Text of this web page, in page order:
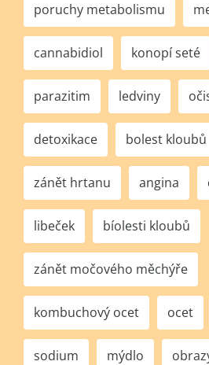
poruchy metabolismu
cannabidiol konopí seté
parazitim ledviny
detoxikace bolest kloubů
zánět hrtanu angina
libeček bíolesti kloubů
zánět močového měchýře
kombuchový ocet ocet
sodium mýdlo